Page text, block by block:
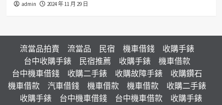
admin 2024 年 11 月 29 日
流當品拍賣 流當品 民宿 機車借錢
收購手錶
台中收購手錶
民宿推薦 收購手錶
機車借款
台中機車借錢
收購二手錶 收購故障手錶
收購鑽石
機車借款
汽車借錢 機車借款 機車借款
收購二手錶
收購手錶
台中機車借錢 台中機車借款 收購手錶